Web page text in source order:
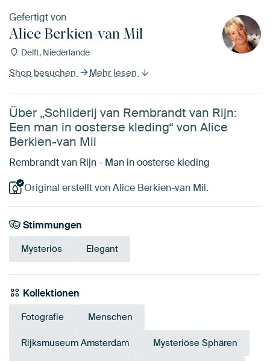
Gefertigt von
Alice Berkien-van Mil
Delft, Niederlande
Shop besuchen Mehr lesen
Über „Schilderij van Rembrandt van Rijn:
Een man in oosterse kleding“ von Alice
Berkien-van Mil
Rembrandt van Rijn - Man in oosterse kleding
Original erstellt von Alice Berkien-van Mil.
Stimmungen
Mysteriös Elegant
Kollektionen
Fotografie Menschen
Rijksmuseum Amsterdam Mysteriöse Sphären